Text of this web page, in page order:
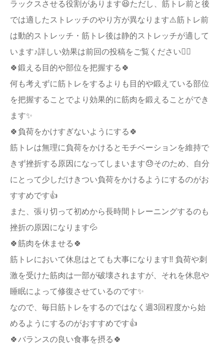
ラックスさせる役割があります😆ただし、筋トレ前と後
では適したストレッチのやり方が異なります⚠️筋トレ前
は動的ストレッチ・筋トレ後は静的ストレッチが適して
います♪詳しい効果は前回の投稿をご覧ください🙇‍♂️
🍀鍛える目的や部位を把握する🍀
何も考えずに筋トレをするよりも目的や鍛えている部位
を把握することでより効果的に筋肉を鍛えることができ
ます✨
🍀負荷をかけすぎないようにする🍀
筋トレは無理に負荷をかけるとモチベーションを維持で
きず挫折する原因になってしまいます😓そのため、自分
にとって少しだけきつい負荷をかけるようにするのがお
すすめです👍
また、張り切って初めから長時間トレーニングするのも
挫折の原因になります💦
🍀筋肉を休ませる🍀
筋トレにおいて休息はとても大事になります‼️ 負荷や刺
激を受けた筋肉は一部が破壊されますが、それを休息や
睡眠によって修復させているのです✨
なので、毎日筋トレをするのではなく週3回程度から始
めるようにするのがおすすめです👍
🍀バランスの良い食事を摂る🍀